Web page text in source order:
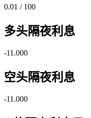
0.01 / 100
多头隔夜利息
-11.000
空头隔夜利息
-11.000